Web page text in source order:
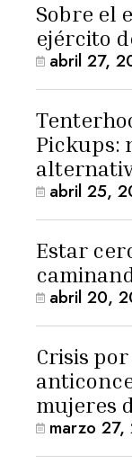
Sobre el
ejército
abril 27,
Pickups:
abril 25,
Estar
abril 20,
Crisis
mujeres
marzo